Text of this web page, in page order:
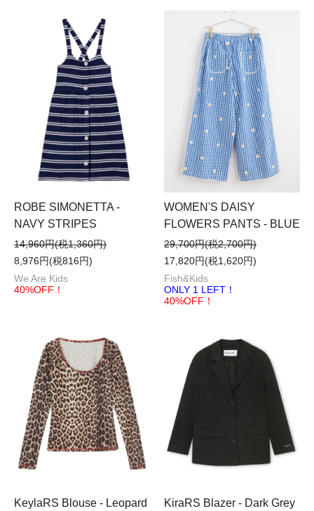
ROBE SIMONETTA -
NAVY STRIPES
14,960円(税1,360円)
8,976円(税816円)
We Are Kids
40%OFF！
WOMEN'S DAISY
FLOWERS PANTS - BLUE
29,700円(税2,700円)
17,820円(税1,620円)
Fish&Kids
ONLY 1 LEFT！
40%OFF！
KeylaRS Blouse - Leopard KiraRS Blazer - Dark Grey